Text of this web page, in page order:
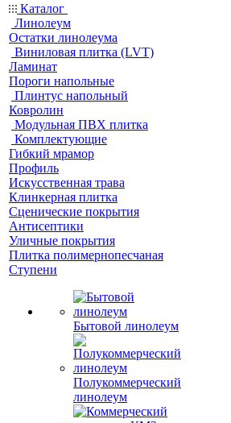
Каталог
Линолеум
Остатки линолеума
Виниловая плитка (LVT)
Ламинат
Пороги напольные
Плинтус напольный
Ковролин
Модульная ПВХ плитка
Комплектующие
Гибкий мрамор
Профиль
Искусственная трава
Клинкерная плитка
Сценические покрытия
Антисептики
Уличные покрытия
Плитка полимернопесчаная
Ступени
Бытовой линолеум
Полукоммерческий
линолеум